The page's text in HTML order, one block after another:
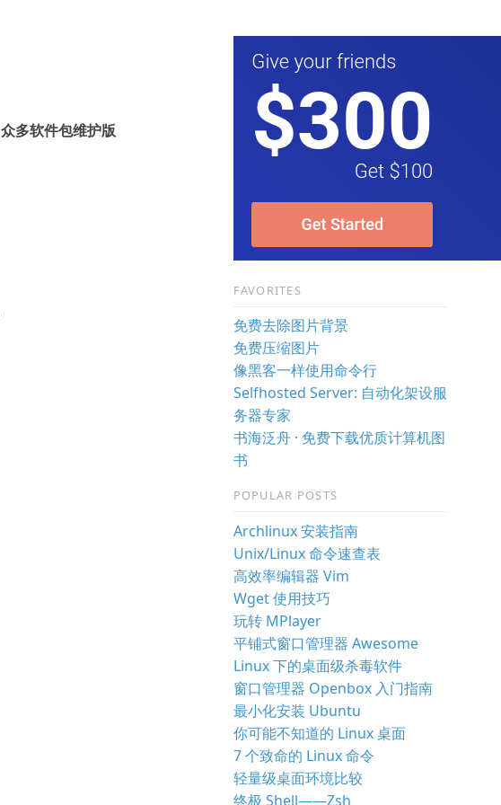
众多软件包维护版
FAVORITES
免费去除图片背景
免费压缩图片
像黑客一样使用命令行
Selfhosted Server: 自动化架设服
务器专家
书海泛舟 · 免费下载优质计算机图
书
POPULAR POSTS
Archlinux 安装指南
Unix/Linux 命令速查表
高效率编辑器 Vim
Wget 使用技巧
玩转 MPlayer
平铺式窗口管理器 Awesome
Linux 下的桌面级杀毒软件
窗口管理器 Openbox 入门指南
最小化安装 Ubuntu
你可能不知道的 Linux 桌面
7 个致命的 Linux 命令
轻量级桌面环境比较
终极 Shell——Zsh